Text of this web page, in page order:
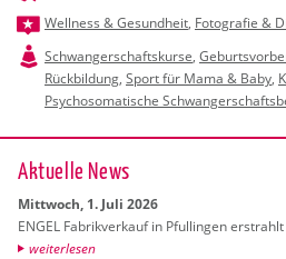
Wellness & Gesundheit, Fotografie &
Schwangerschaftskurse,
Rückbildung, Sport für Mama & Baby,
Psychosomatische
Ak­tu­el­le News
Mitt­woch, 1. Juli 2026
ENGEL Fa­brik­ver­kauf in Pful­lin­gen
wei­ter­le­sen